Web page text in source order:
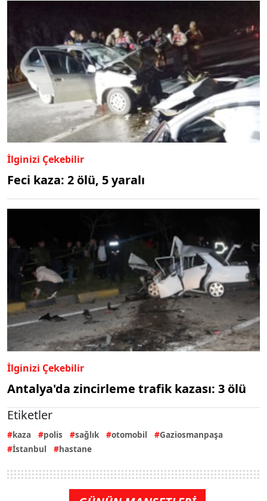
İlginizi Çekebilir
Feci kaza: 2 ölü, 5 yaralı
İlginizi Çekebilir
Antalya'da zincirleme trafik kazası: 3 ölü
Etiketler
kaza polis sağlık otomobil
Gaziosmanpaşa
İstanbul
hastane